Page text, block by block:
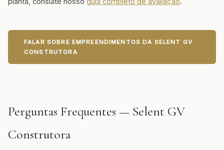
FALAR SOBRE EMPREENDIMENTOS DA SELENT GV
CONSTRUTORA
Perguntas Frequentes — Selent GV
Construtora